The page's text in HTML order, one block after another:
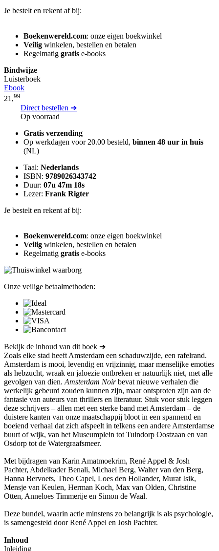
Je bestelt en rekent af bij:
Boekenwereld.com: onze eigen boekwinkel
Veilig winkelen, bestellen en betalen
Regelmatig gratis e-books
Bindwijze
Luisterboek
Ebook
21,99
Direct bestellen ➔
Op voorraad
Gratis verzending
Op werkdagen voor 20.00 besteld, binnen 48 uur in huis
(NL)
Taal: Nederlands
ISBN: 9789026343742
Duur: 07u 47m 18s
Lezer: Frank Rigter
Je bestelt en rekent af bij:
Boekenwereld.com: onze eigen boekwinkel
Veilig winkelen, bestellen en betalen
Regelmatig gratis e-books
Onze veilige betaalmethoden:
Bekijk de inhoud van dit boek ➔
Zoals elke stad heeft Amsterdam een schaduwzijde, een rafelrand.
Amsterdam is mooi, levendig en vrijzinnig, maar menselijke emoties
als hebzucht, wraak en jaloezie ontbreken er natuurlijk niet, met alle
gevolgen van dien. Amsterdam Noirbevat nieuwe verhalen die
werkelijk gebeurd zouden kunnen zijn, maar ontsproten zijn aan de
fantasie van auteurs van thrillers en literatuur. Stuk voor stuk leggen
deze schrijvers – allen met een sterke band met Amsterdam – de
duistere kanten van onze maatschappij bloot in een spannend en
boeiend verhaal dat zich afspeelt in telkens een andere Amsterdamse
buurt of wijk, van het Museumplein tot Tuindorp Oostzaan en van
Osdorp tot de Watergraafsmeer.
Met bijdragen van Karin Amatmoekrim, René Appel & Josh
Pachter, Abdelkader Benali, Michael Berg, Walter van den Berg,
Hanna Bervoets, Theo Capel, Loes den Hollander, Murat Isik,
Mensje van Keulen, Herman Koch, Max van Olden, Christine
Otten, Anneloes Timmerije en Simon de Waal.
Deze bundel, waarin actie minstens zo belangrijk is als psychologie,
is samengesteld door René Appel en Josh Pachter.
Inhoud
Inleiding